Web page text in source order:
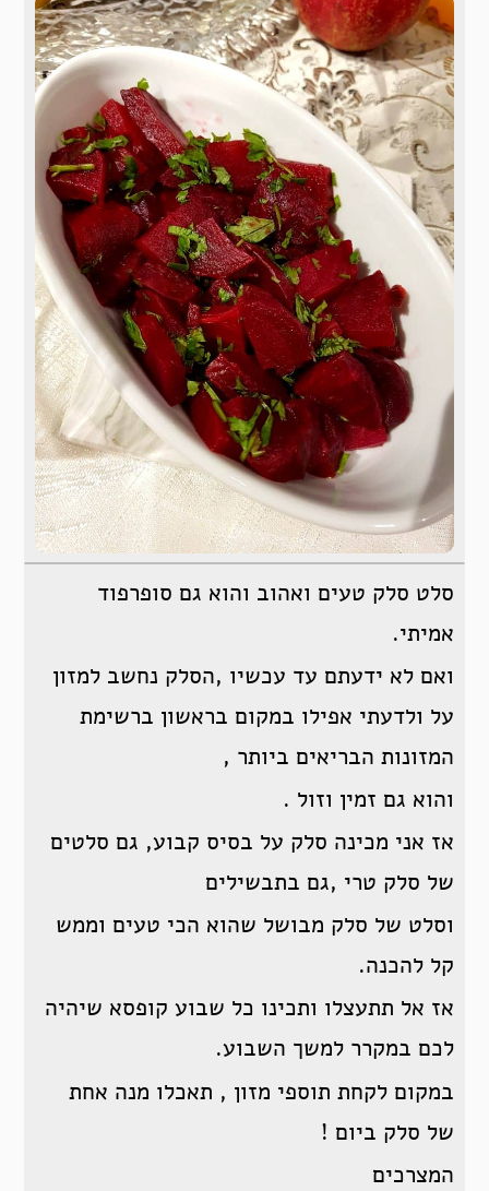
סלט סלק טעים ואהוב והוא גם סופרפוד
אמיתי.
ואם לא ידעתם עד עכשיו ,הסלק נחשב למזון
על ולדעתי אפילו במקום בראשון ברשימת
המזונות הבריאים ביותר ,
והוא גם זמין וזול .
אז אני מכינה סלק על בסיס קבוע, גם סלטים
של סלק טרי ,גם בתבשילים
וסלט של סלק מבושל שהוא הכי טעים וממש
קל להכנה.
אז אל תתעצלו ותכינו כל שבוע קופסא שיהיה
לכם במקרר למשך השבוע.
במקום לקחת תוספי מזון , תאכלו מנה אחת
של סלק ביום !
המצרכים